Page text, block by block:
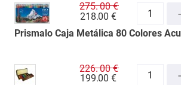
Prismalo Caja Metálica 80 Colores
275.00 €
218.00 €
226.00 €
199.00 €